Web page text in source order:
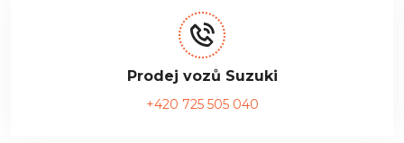
Prodej vozů Suzuki
+420 725 505 040